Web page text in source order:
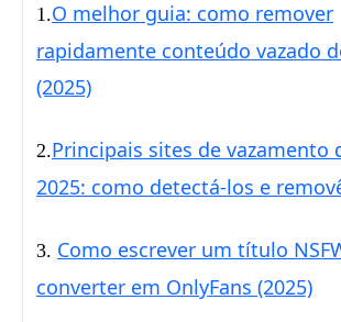
1.O melhor guia: como remover
rapidamente conteúdo vazado
(2025)
2.Principais sites de vazamento
2025: como detectá-los e
3. Como escrever um título
converter em OnlyFans (2025)